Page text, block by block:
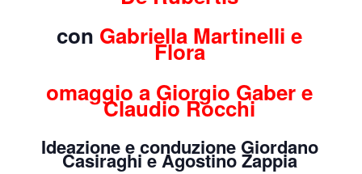
con Gabriella Martinellie
Flora
omaggio a Giorgio Gaber e
Claudio Rocchi
Ideazione e conduzione Giordano
CasiraghieAgostino Zappia